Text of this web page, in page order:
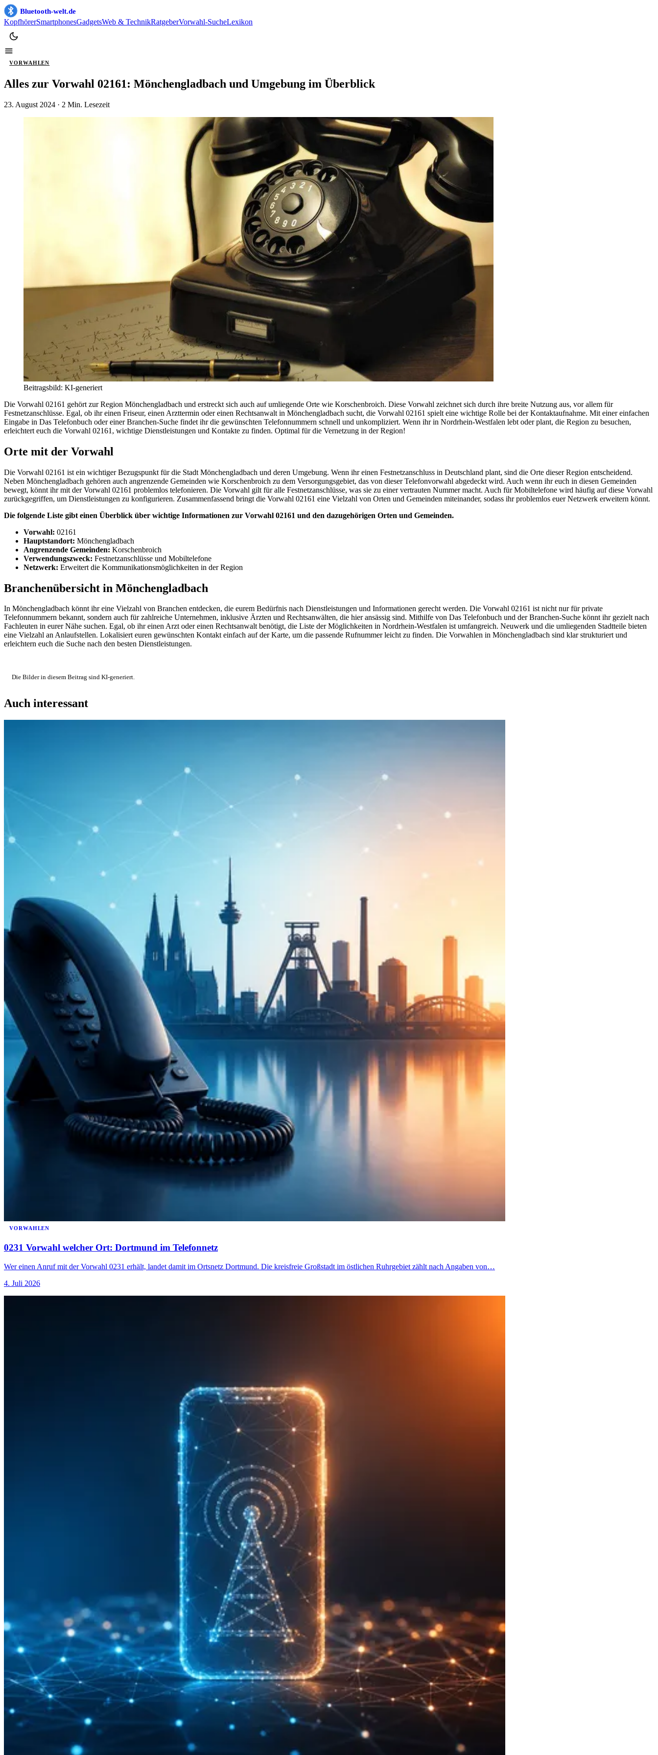
Bluetooth-welt.de
KopfhörerSmartphonesGadgetsWeb & TechnikRatgeberVorwahl-SucheLexikon
VORWAHLEN
Alles zur Vorwahl 02161: Mönchengladbach und Umgebung im Überblick
23. August 2024 · 2 Min. Lesezeit
Beitragsbild: KI-generiert
Die Vorwahl 02161 gehört zur Region Mönchengladbach und erstreckt sich auch auf umliegende Orte wie Korschenbroich. Diese Vorwahl zeichnet sich durch ihre breite Nutzung aus, vor allem für
Festnetzanschlüsse. Egal, ob ihr einen Friseur, einen Arzttermin oder einen Rechtsanwalt in Mönchengladbach sucht, die Vorwahl 02161 spielt eine wichtige Rolle bei der Kontaktaufnahme. Mit einer einfachen
Eingabe in Das Telefonbuch oder einer Branchen-Suche findet ihr die gewünschten Telefonnummern schnell und unkompliziert. Wenn ihr in Nordrhein-Westfalen lebt oder plant, die Region zu besuchen,
erleichtert euch die Vorwahl 02161, wichtige Dienstleistungen und Kontakte zu finden. Optimal für die Vernetzung in der Region!
Orte mit der Vorwahl
Die Vorwahl 02161 ist ein wichtiger Bezugspunkt für die Stadt Mönchengladbach und deren Umgebung. Wenn ihr einen Festnetzanschluss in Deutschland plant, sind die Orte dieser Region entscheidend.
Neben Mönchengladbach gehören auch angrenzende Gemeinden wie Korschenbroich zu dem Versorgungsgebiet, das von dieser Telefonvorwahl abgedeckt wird. Auch wenn ihr euch in diesen Gemeinden
bewegt, könnt ihr mit der Vorwahl 02161 problemlos telefonieren. Die Vorwahl gilt für alle Festnetzanschlüsse, was sie zu einer vertrauten Nummer macht. Auch für Mobiltelefone wird häufig auf diese Vorwahl
zurückgegriffen, um Dienstleistungen zu konfigurieren. Zusammenfassend bringt die Vorwahl 02161 eine Vielzahl von Orten und Gemeinden miteinander, sodass ihr problemlos euer Netzwerk erweitern könnt.
Die folgende Liste gibt einen Überblick über wichtige Informationen zur Vorwahl 02161 und den dazugehörigen Orten und Gemeinden.
Vorwahl: 02161
Hauptstandort: Mönchengladbach
Angrenzende Gemeinden: Korschenbroich
Verwendungszweck: Festnetzanschlüsse und Mobiltelefone
Netzwerk: Erweitert die Kommunikationsmöglichkeiten in der Region
Branchenübersicht in Mönchengladbach
In Mönchengladbach könnt ihr eine Vielzahl von Branchen entdecken, die eurem Bedürfnis nach Dienstleistungen und Informationen gerecht werden. Die Vorwahl 02161 ist nicht nur für private
Telefonnummern bekannt, sondern auch für zahlreiche Unternehmen, inklusive Ärzten und Rechtsanwälten, die hier ansässig sind. Mithilfe von Das Telefonbuch und der Branchen-Suche könnt ihr gezielt nach
Fachleuten in eurer Nähe suchen. Egal, ob ihr einen Arzt oder einen Rechtsanwalt benötigt, die Liste der Möglichkeiten in Nordrhein-Westfalen ist umfangreich. Neuwerk und die umliegenden Stadtteile bieten
eine Vielzahl an Anlaufstellen. Lokalisiert euren gewünschten Kontakt einfach auf der Karte, um die passende Rufnummer leicht zu finden. Die Vorwahlen in Mönchengladbach sind klar strukturiert und
erleichtern euch die Suche nach den besten Dienstleistungen.
Die Bilder in diesem Beitrag sind KI-generiert.
Auch interessant
VORWAHLEN
0231 Vorwahl welcher Ort: Dortmund im Telefonnetz
Wer einen Anruf mit der Vorwahl 0231 erhält, landet damit im Ortsnetz Dortmund. Die kreisfreie Großstadt im östlichen Ruhrgebiet zählt nach Angaben von…
4. Juli 2026